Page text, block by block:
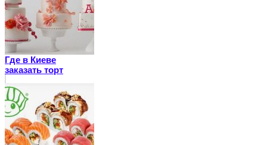
Где в Киеве
заказать торт